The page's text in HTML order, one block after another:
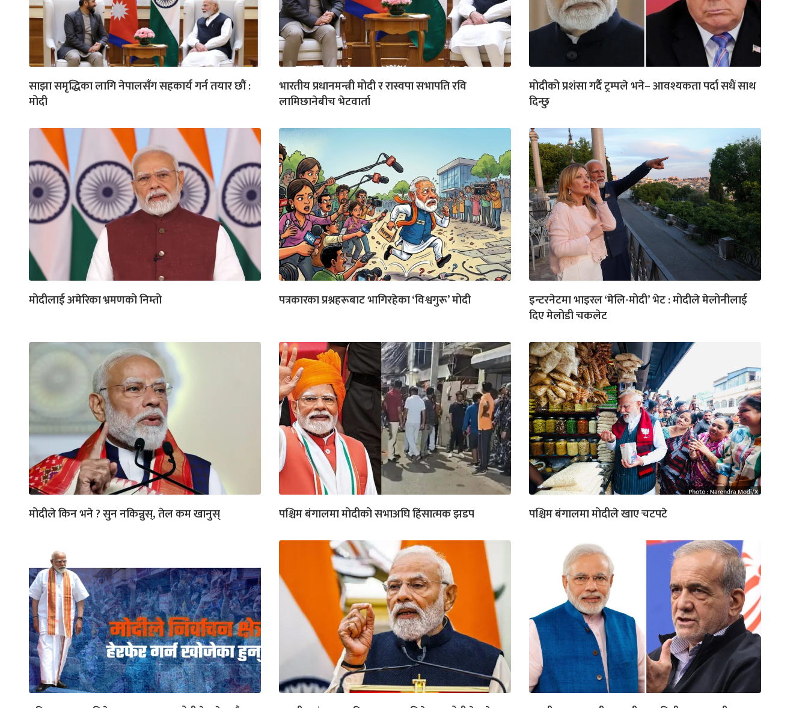
साझा समृद्धिका लागि नेपालसँग सहकार्य गर्न तयार छौं :
मोदी
भारतीय प्रधानमन्त्री मोदी र रास्वपा सभापति रवि
लामिछानेबीच भेटवार्ता
मोदीको प्रशंसा गर्दै ट्रम्पले भने– आवश्यकता पर्दा सधैं साथ
दिन्छु
मोदीलाई अमेरिका भ्रमणको निम्तो पत्रकारका प्रश्नहरूबाट भागिरहेका ‘विश्वगुरू’ मोदी
इन्टरनेटमा भाइरल ‘मेलि-मोदी’ भेट : मोदीले मेलोनीलाई
दिए मेलोडी चकलेट
मोदीले किन भने ? सुन नकिन्नुस्, तेल कम खानुस् पश्चिम बंगालमा मोदीको सभाअघि हिंसात्मक झडप पश्चिम बंगालमा मोदीले खाए चटपटे